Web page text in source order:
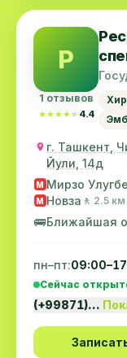
Р
1 отзывов
★★★★★
★★★★★ 4.4
г. Ташкент,
Йули, 14д
M Мирзо
M Новза 🚶 2.5 км
🚌Ближайшая
пн–пт:
Сейчас
(+99871)…